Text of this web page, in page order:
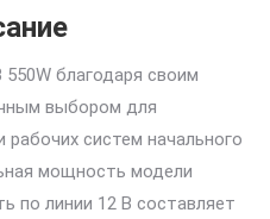
благодаря своим
выбором для
систем начального
мощность модели
по линии 12 В составляет